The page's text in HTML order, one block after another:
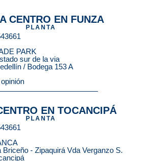
CENTRO EN FUNZA
PLANTA
PARK
sur de la via
/ Bodega 153 A
EN TOCANCIPÁ
PLANTA
Briceño - Zipaquirá Vda Verganzo S.